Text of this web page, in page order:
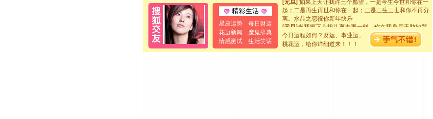
精彩生活
星座运势
每日财运
花边新闻
魔鬼辞典
情感测试
生活笑话
起；二是再生再世和你在一起；三是三生三世和你不再分
离。水晶之恋祝你新年快乐
[元旦]当我狠下心扭头离去那一刻，你在我身后无助地哭
泣，这痛楚让我明白我多么爱你。我转身抱住你：这猪不
卖了。水晶之恋祝你新年快乐。
[春节]风柔雨润好月圆，半岛铁盒伴身边，每日尽显开心
颜！冬去春来似水如烟，劳碌人生需尽欢！听一曲轻歌，
今日运程如何？财运、事业运、
桃花运，给你详细道来！！！